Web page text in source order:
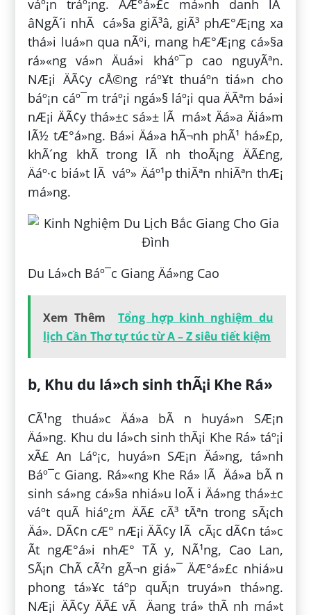
váº¡n tráº¡ng. ÄÆ°á»£c má»nh danh lÃ
âNgÃ´i nhÃ cá»§a giÃ³â, giÃ³ phÆ°Æ¡ng xa
thá»i luá»n qua nÃºi, mang hÆ°Æ¡ng cá»§a
rá»«ng vá»n Äuá»i kháº¯p cao nguyÃªn.
NÆ¡i ÄÃ¢y cÅ©ng ráº¥t thuáº­n tiá»n cho
báº¡n cáº¯m tráº¡i ngá»§ láº¡i qua ÄÃªm bá»i
nÆ¡i ÄÃ¢y thá»±c sá»± lÃ má»t Äá»a Äiá»m
lÃ½ tÆ°á»ng. Bá»i Äá»a hÃ¬nh phÃ¹ há»£p,
khÃ´ng khÃ­ trong lÃ nh thoÃ¡ng ÄÃ£ng,
Äáº·c biá»t lÃ váº» Äáº¹p thiÃªn nhiÃªn thÆ¡
má»ng.
Du Lá»ch Báº¯c Giang Äá»ng Cao
Xem Thêm
Tổng hợp kinh nghiệm du
lịch Cần Thơ tự túc từ A – Z siêu tiết kiệm
b, Khu du lá»ch sinh thÃ¡i Khe Rá»
CÃ¹ng thuá»c Äá»a bÃ n huyá»n SÆ¡n
Äá»ng. Khu du lá»ch sinh thÃ¡i Khe Rá» táº¡i
xÃ£ An Láº¡c, huyá»n SÆ¡n Äá»ng, tá»nh
Báº¯c Giang. Rá»«ng Khe Rá» lÃ Äá»a bÃ n
sinh sá»ng cá»§a nhiá»u loÃ i Äá»ng thá»±c
váº­t quÃ­ hiáº¿m ÄÃ£ cÃ³ tÃªn trong sÃ¡ch
Äá». DÃ¢n cÆ° nÆ¡i ÄÃ¢y lÃ cÃ¡c dÃ¢n tá»c
Ã­t ngÆ°á»i nhÆ° TÃ y, NÃ¹ng, Cao Lan,
SÃ¡n ChÃ­ cÃ²n gÃ¬n giá»¯ ÄÆ°á»£c nhiá»u
phong tá»¥c táº­p quÃ¡n truyá»n thá»ng.
NÆ¡i ÄÃ¢y ÄÃ£ vÃ Äang trá» thÃ nh má»t